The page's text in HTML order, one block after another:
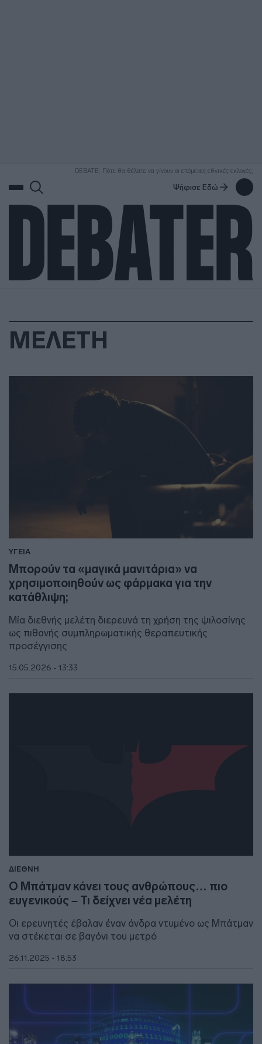
DEBATE: Πότε θα θέλατε να γίνουν οι επόμενες εθνικές εκλογές;
Ψήφισε Εδώ
ΜΕΛΕΤΗ
ΥΓΕΙΑ
Μπορούν τα «μαγικά μανιτάρια» να
χρησιμοποιηθούν ως φάρμακα για την
κατάθλιψη;
Μία διεθνής μελέτη διερευνά τη χρήση της ψιλοσίνης
ως πιθανής συμπληρωματικής θεραπευτικής
προσέγγισης
15.05.2026 - 13:33
ΔΙΕΘΝΗ
Ο Μπάτμαν κάνει τους ανθρώπους… πιο
ευγενικούς – Τι δείχνει νέα μελέτη
Οι ερευνητές έβαλαν έναν άνδρα ντυμένο ως Μπάτμαν
να στέκεται σε βαγόνι του μετρό
26.11.2025 - 18:53